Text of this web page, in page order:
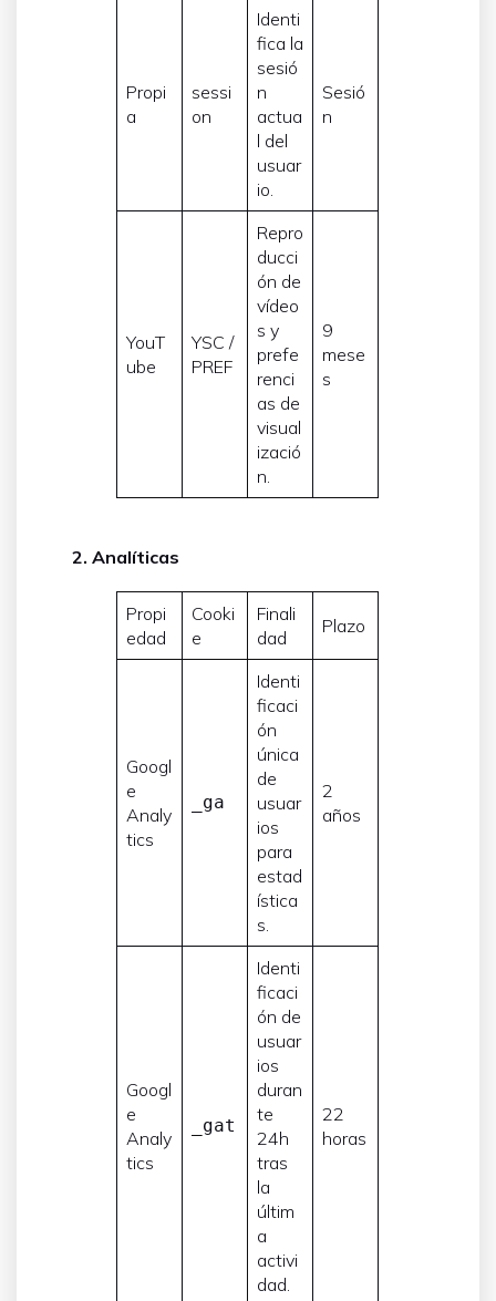
Propi
a
sessi
on
Identi
fica la
sesió
n
actua
l del
usuar
io.
Sesió
n
YouT
ube
YSC /
PREF
Repro
ducci
ón de
vídeo
s y
prefe
renci
as de
visual
izació
n.
9
mese
s
2. Analíticas
Propi
edad
Cooki
e
Finali
dad
Plazo
Googl
e
Analy
tics
_ga
Identi
ficaci
ón
única
de
usuar
ios
para
estad
ística
s.
2
años
Googl
e
Analy
tics
_gat
Identi
ficaci
ón de
usuar
ios
duran
te
24h
tras
la
últim
a
activi
dad.
22
horas